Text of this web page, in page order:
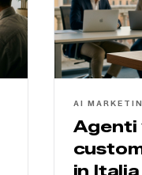
AI
Agenti
in Italia